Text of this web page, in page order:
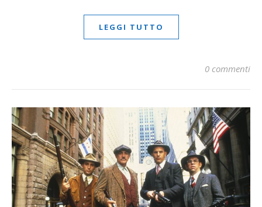
LEGGI TUTTO
0 commenti